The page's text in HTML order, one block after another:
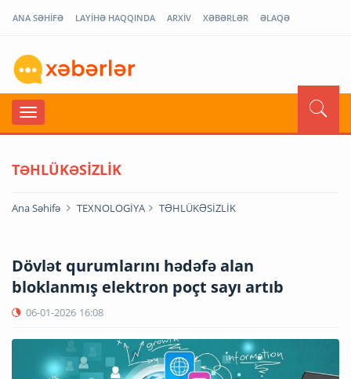
ANA SƏHİFƏ LAYİHƏ HAQQINDA ARXİV XƏBƏRLƏR ƏLAQƏ
TƏHLÜKƏSİZLİK
Ana Səhifə TEXNOLOGİYA TƏHLÜKƏSİZLİK
Dövlət qurumlarını hədəfə alan
bloklanmış elektron poçt sayı artıb
06-01-2026 16:08